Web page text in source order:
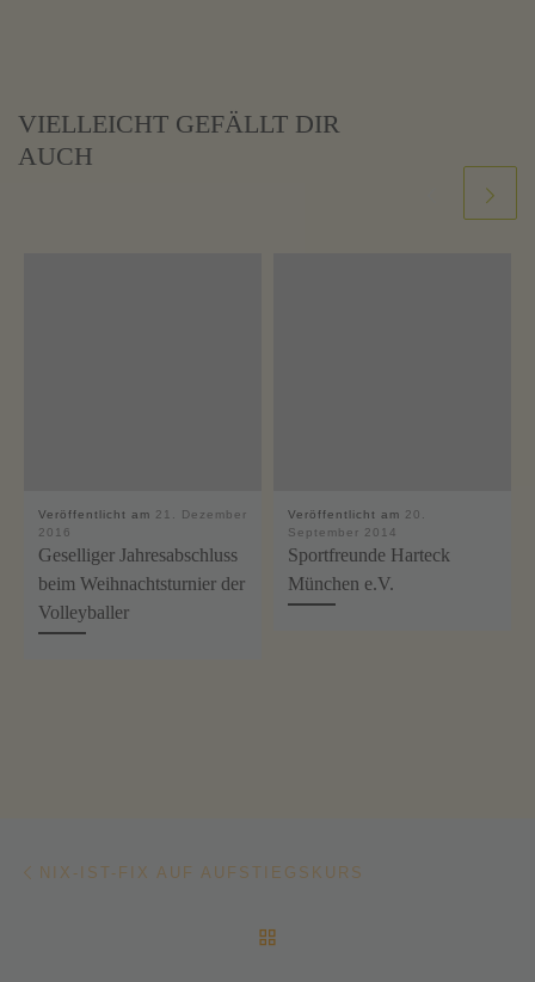
VIELLEICHT GEFÄLLT DIR
AUCH
Veröffentlicht am 21. Dezember
2016
Geselliger Jahresabschluss
beim Weihnachtsturnier der
Volleyballer
Veröffentlicht am 20.
September 2014
Sportfreunde Harteck
München e.V.
Beitragsnavigation
NIX-IST-FIX AUF AUFSTIEGSKURS